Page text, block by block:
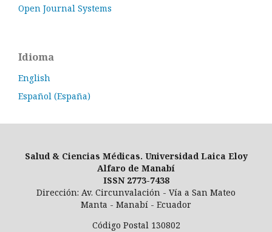
Open Journal Systems
Idioma
English
Español (España)
Salud & Ciencias Médicas. Universidad Laica Eloy
Alfaro de Manabí
ISSN 2773-7438
Dirección: Av. Circunvalación - Vía a San Mateo
Manta - Manabí - Ecuador
Código Postal 130802